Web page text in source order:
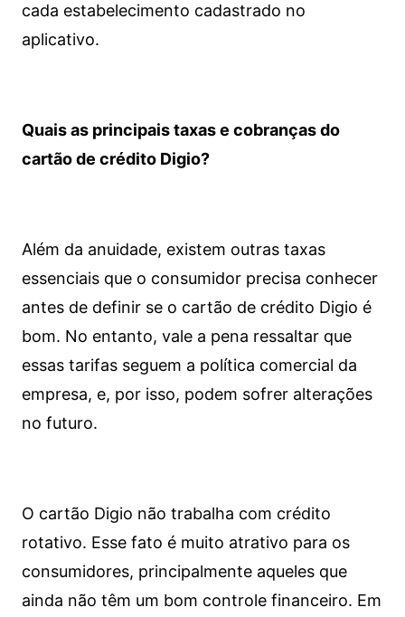
cada estabelecimento cadastrado no
aplicativo.
Quais as principais taxas e cobranças do
cartão de crédito Digio?
Além da anuidade, existem outras taxas
essenciais que o consumidor precisa conhecer
antes de definir se o cartão de crédito Digio é
bom. No entanto, vale a pena ressaltar que
essas tarifas seguem a política comercial da
empresa, e, por isso, podem sofrer alterações
no futuro.
O cartão Digio não trabalha com crédito
rotativo. Esse fato é muito atrativo para os
consumidores, principalmente aqueles que
ainda não têm um bom controle financeiro. Em